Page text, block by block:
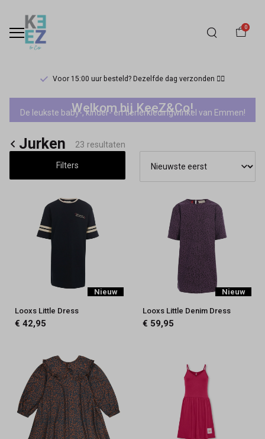
0
Voor 15:00 uur besteld? Dezelfde dag verzonden 🏃‍♀️
Jurken
Keez&Co
Welkom bij KeeZ&Co!
De leukste baby-, kinder- en tienerkledingwinkel van Emmen!
Jurken 23 resultaten
Filters
Nieuw
Looxs Little Dress
€ 42,95
Nieuw
Looxs Little Denim Dress
€ 59,95